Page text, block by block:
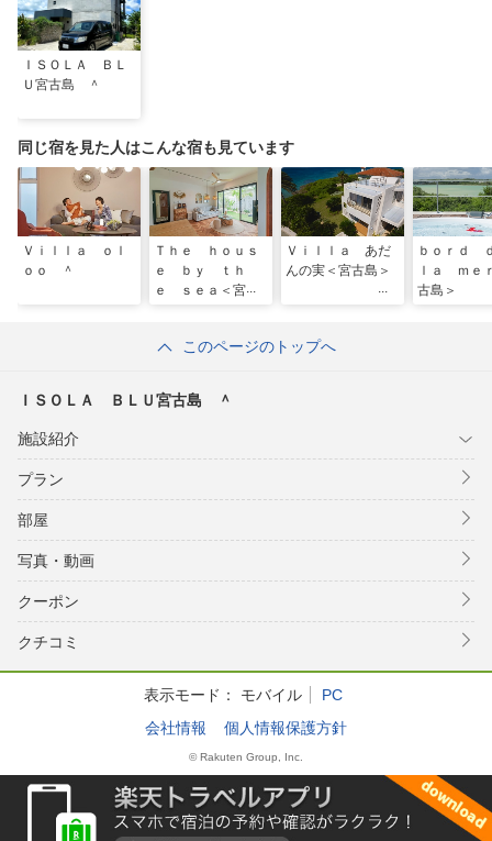
ＩＳＯＬＡ ＢＬ
Ｕ宮古島 ＾
同じ宿を見た人はこんな宿も見ています
Ｖｉｌｌａ ｏｌ
ｏｏ ＾
Ｔｈｅ ｈｏｕｓ
ｅ ｂｙ ｔｈ
ｅ ｓｅａ＜宮古
Ｖｉｌｌａ あだ
んの実＜宮古島＞
ｂｏｒｄ
ｌａ ｍｅ
古島＞
このページのトップへ
ＩＳＯＬＡ ＢＬＵ宮古島 ＾
施設紹介
プラン
部屋
写真・動画
クーポン
クチコミ
表示モード： モバイル
PC
会社情報
個人情報保護方針
© Rakuten Group, Inc.